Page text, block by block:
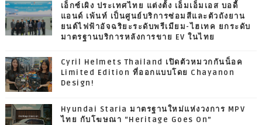
เอ็กซ์เผิง ประเทศไทย แต่งตั้ง เอ็มเอ็มเอส บอดี้
แอนด์ เพ้นท์ เป็นศูนย์บริการซ่อมสีและตัวถังยาน
ยนต์ไฟฟ้าอัจฉริยะระดับพรีเมียม-ไฮเทค ยกระดับ
มาตรฐานบริการหลังการขาย EV ในไทย
Cyril Helmets Thailand เปิดตัวหมวกกันน็อค
Limited Edition ที่ออกแบบโดย Chayanon
Design!
Hyundai Staria มาตรฐานใหม่แห่งวงการ MPV
ไทย กับโฆษณา “Heritage Goes On”